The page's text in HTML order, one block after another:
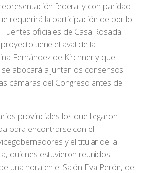
federal y con paridad
requerirá la participación de por lo
oficiales de Casa Rosada
tiene el aval de la
Fernández de Kirchner y que
abocará a juntar los consensos
cámaras del Congreso antes de
provinciales los que llegaron
para encontrarse con el
y el titular de la
quienes estuvieron reunidos
una hora en el Salón Eva Perón, de